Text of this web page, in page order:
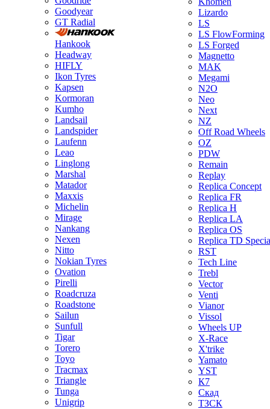
Goodyear
GT Radial
Hankook
Headway
HIFLY
Ikon Tyres
Kapsen
Kormoran
Kumho
Landsail
Landspider
Laufenn
Leao
Linglong
Marshal
Matador
Maxxis
Michelin
Mirage
Nankang
Nexen
Nitto
Nokian Tyres
Ovation
Pirelli
Roadcruza
Roadstone
Sailun
Sunfull
Tigar
Torero
Toyo
Tracmax
Triangle
Tunga
Unigrip
Lizardo
LS
LS FlowForming
LS Forged
Magnetto
MAK
Megami
N2O
Neo
Next
NZ
Off Road Wheels
OZ
PDW
Remain
Replay
Replica Concept
Replica FR
Replica H
Replica LA
Replica OS
Replica TD
RST
Tech Line
Trebl
Vector
Venti
Vianor
Vissol
Wheels UP
X-Race
X'trike
Yamato
YST
К7
Скад
ТЗСК